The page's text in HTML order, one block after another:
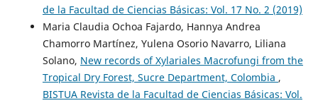
de la Facultad de Ciencias Básicas: Vol. 17 No. 2 (2019)
Maria Claudia Ochoa Fajardo, Hannya Andrea
Chamorro Martínez, Yulena Osorio Navarro, Liliana
Solano, New records of Xylariales Macrofungi from the
Tropical Dry Forest, Sucre Department, Colombia ,
BISTUA Revista de la Facultad de Ciencias Básicas: Vol.